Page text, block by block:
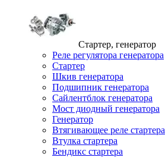
Стартер, генератор
Реле регулятора генератора
Стартер
Шкив генератора
Подшипник генератора
Сайлентблок генератора
Мост диодный генератора
Генератор
Втягивающее реле стартера
Втулка стартера
Бендикс стартера